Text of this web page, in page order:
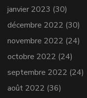
janvier 2023 (30)
décembre 2022 (30)
novembre 2022 (24)
octobre 2022 (24)
septembre 2022 (24)
août 2022 (36)